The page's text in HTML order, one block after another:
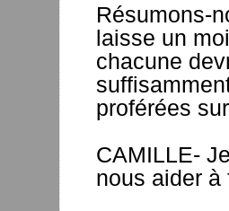
Résumons-
laisse un
chacune
proférées
CAMILLE-
nous aider à